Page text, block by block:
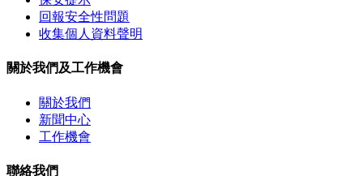
回報安全性問題
收集個人資料聲明
關於我們及工作機會
關於我們
新聞中心
工作機會
聯絡我們